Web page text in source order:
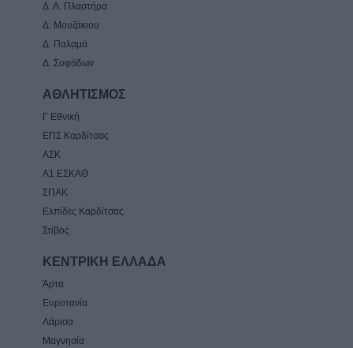
Δ. Λ. Πλαστήρα
Δ. Μουζάκιου
Δ. Παλαμά
Δ. Σοφάδων
ΑΘΛΗΤΙΣΜΟΣ
Γ Εθνική
ΕΠΣ Καρδίτσας
ΑΣΚ
Α1 ΕΣΚΑΘ
ΣΠΑΚ
Ελπίδες Καρδίτσας
Στίβος
ΚΕΝΤΡΙΚΗ ΕΛΛΑΔΑ
Άρτα
Ευρυτανία
Λάρισα
Μαγνησία